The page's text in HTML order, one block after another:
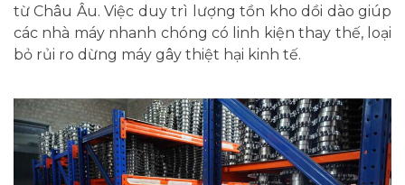
từ Châu Âu. Việc duy trì lượng tồn kho dồi dào giúp
các nhà máy nhanh chóng có linh kiện thay thế, loại
bỏ rủi ro dừng máy gây thiệt hại kinh tế.